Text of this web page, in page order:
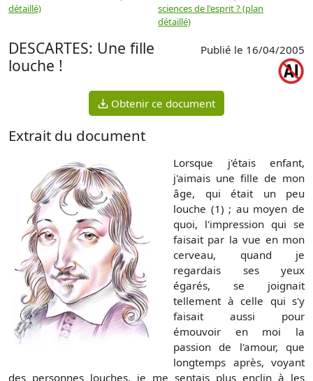
détaillé)
sciences de l'esprit ? (plan
détaillé)
DESCARTES: Une fille
louche !
Publié le 16/04/2005
Obtenir ce document
Extrait du document
Lorsque j'étais enfant,
j'aimais une fille de mon
âge, qui était un peu
louche (1) ; au moyen de
quoi, l'impression qui se
faisait par la vue en mon
cerveau, quand je
regardais ses yeux
égarés, se joignait
tellement à celle qui s'y
faisait aussi pour
émouvoir en moi la
passion de l'amour, que
longtemps après, voyant
des personnes louches, je me sentais plus enclin à les